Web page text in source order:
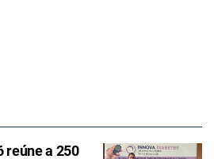
reúne a 250